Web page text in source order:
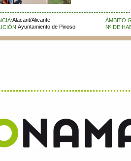
ÁMBITO
Nº DE
Alacant/Alicante
Ayuntamiento de Pinoso